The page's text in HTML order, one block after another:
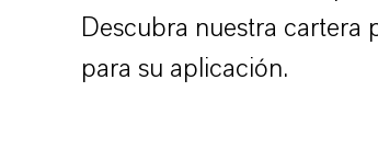
Descubra nuestra cartera
para su aplicación.